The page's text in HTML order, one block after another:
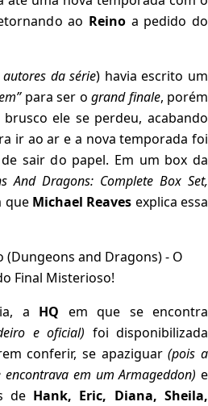
ao Reinoa pedido do
da série) havia escrito um
para ser ogrand finale, porém
ele se perdeu, acabando
ir ao ar e a nova temporada foi
sair do papel. Em um box da
And Dragons: Complete Box Set,
que Michael Reaves explica essa
a HQ em que se encontra
e oficial) foi disponibilizada
conferir, se apaziguar(pois a
em um Armageddon) e
de Hank, Eric, Diana, Sheila,